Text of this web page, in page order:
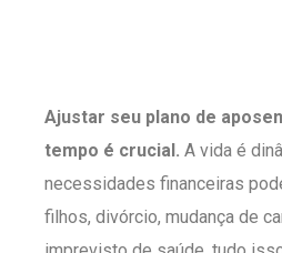
Ajustar seu plano de
tempo é crucial. A vida é
necessidades financeiras
filhos, divórcio, mudança de